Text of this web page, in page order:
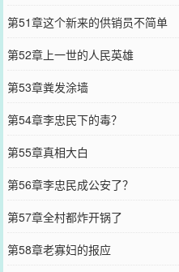
第51章这个新来的供销员不简单
第52章上一世的人民英雄
第53章粪发涂墙
第54章李忠民下的毒？
第55章真相大白
第56章李忠民成公安了？
第57章全村都炸开锅了
第58章老寡妇的报应